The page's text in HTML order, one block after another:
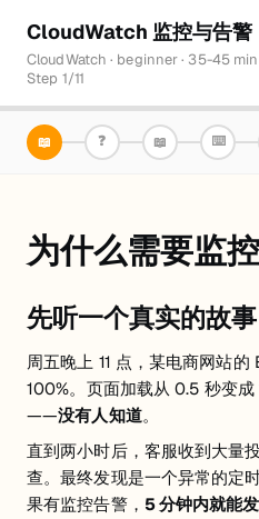
CloudWatch 监控与告警
CloudWatch · beginner· 35-45 min
Step 1/11
📖 ❓ 📖 ⌨️
为什么需要监
先听一个真实的故事
周五晚上 11 点，某电商网站的
100%。页面加载从 0.5 秒变
——没有人知道。
直到两小时后，客服收到大量
查。最终发现是一个异常的定
果有监控告警， 5 分钟内就能